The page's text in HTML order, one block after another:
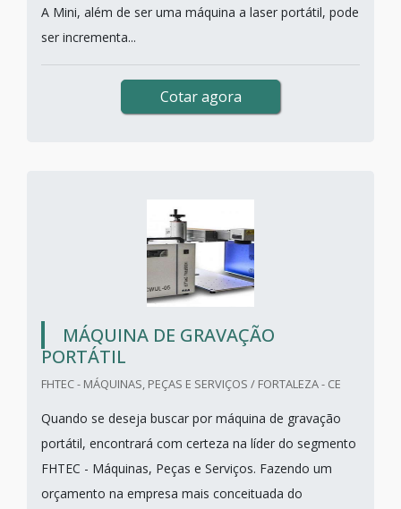
A Mini, além de ser uma máquina a laser portátil, pode
ser incrementa...
Cotar agora
MÁQUINA DE GRAVAÇÃO
PORTÁTIL
FHTEC - MÁQUINAS, PEÇAS E SERVIÇOS / FORTALEZA - CE
Quando se deseja buscar por máquina de gravação
portátil, encontrará com certeza na líder do segmento
FHTEC - Máquinas, Peças e Serviços. Fazendo um
orçamento na empresa mais conceituada do